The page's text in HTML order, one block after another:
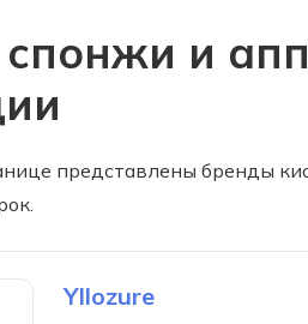
спонжи и
представлены бренды
Yllozure